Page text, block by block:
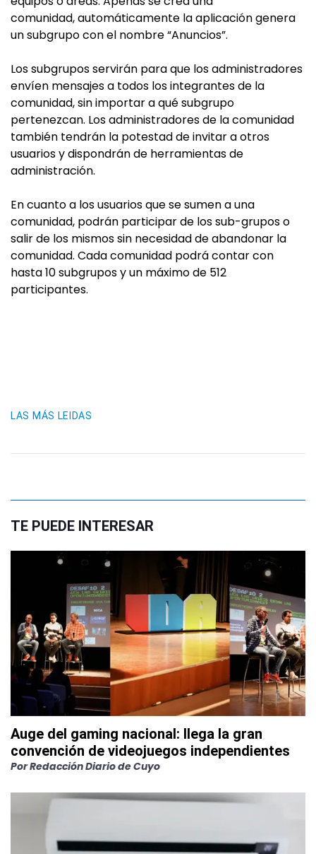
comunidad, automáticamente la aplicación genera
un subgrupo con el nombre “Anuncios”.
Los subgrupos servirán para que los administradores
envíen mensajes a todos los integrantes de la
comunidad, sin importar a qué subgrupo
pertenezcan. Los administradores de la comunidad
también tendrán la potestad de invitar a otros
usuarios y dispondrán de herramientas de
administración.
En cuanto a los usuarios que se sumen a una
comunidad, podrán participar de los sub-grupos o
salir de los mismos sin necesidad de abandonar la
comunidad. Cada comunidad podrá contar con
hasta 10 subgrupos y un máximo de 512
participantes.
LAS MÁS LEIDAS
TE PUEDE INTERESAR
Auge del gaming nacional: llega la gran
convención de videojuegos independientes
PorRedacción Diario de Cuyo